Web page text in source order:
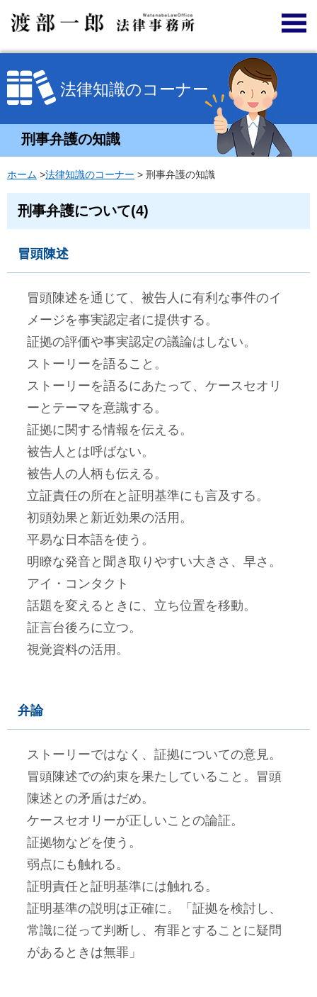
法律知識のコーナー
刑事弁護の知識
ホーム >法律知識のコーナー > 刑事弁護の知識
刑事弁護について(4)
冒頭陳述
冒頭陳述を通じて、被告人に有利な事件のイ
メージを事実認定者に提供する。
証拠の評価や事実認定の議論はしない。
ストーリーを語ること。
ストーリーを語るにあたって、ケースセオリ
ーとテーマを意識する。
証拠に関する情報を伝える。
被告人とは呼ばない。
被告人の人柄も伝える。
立証責任の所在と証明基準にも言及する。
初頭効果と新近効果の活用。
平易な日本語を使う。
明瞭な発音と聞き取りやすい大きさ、早さ。
アイ・コンタクト
話題を変えるときに、立ち位置を移動。
証言台後ろに立つ。
視覚資料の活用。
弁論
ストーリーではなく、証拠についての意見。
冒頭陳述での約束を果たしていること。冒頭
陳述との矛盾はだめ。
ケースセオリーが正しいことの論証。
証拠物などを使う。
弱点にも触れる。
証明責任と証明基準には触れる。
証明基準の説明は正確に。「証拠を検討し、
常識に従って判断し、有罪とすることに疑問
があるときは無罪」